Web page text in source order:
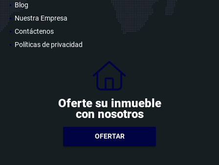
Blog
Nuestra Empresa
Contáctenos
Políticas de privacidad
Oferte su inmueble
con nosotros
OFERTAR